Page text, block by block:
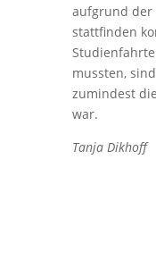
aufgrund der
stattfinden
mussten,
zumindest
war.
Tanja Dikhoff